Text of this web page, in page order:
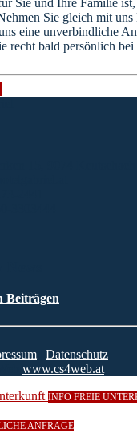
Sie gleich mit
eine unverbindliche
recht bald persönlich bei
Beiträgen
Datenschutz
www.cs4web.at
INFO FREIE
ANFRAGE